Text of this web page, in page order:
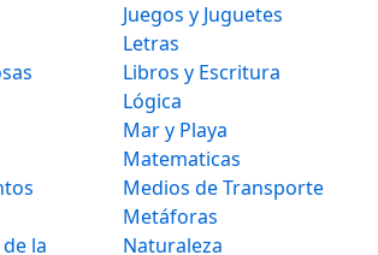
la
Juegos y Juguetes
Letras
Libros y Escritura
Lógica
Mar y Playa
Matematicas
Medios de Transporte
Metáforas
Naturaleza